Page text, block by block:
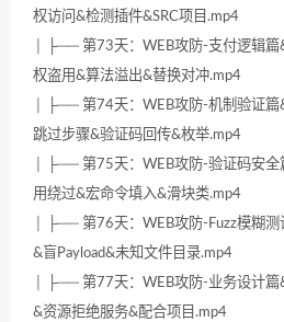
权访问&检测插件&SRC项目.mp4
│ ├── 第73天：WEB攻防-支付逻辑
权盗用&算法溢出&替换对冲.mp4
│ ├── 第74天：WEB攻防-机制验证
跳过步骤&验证码回传&枚举.mp4
│ ├── 第75天：WEB攻防-验证码安全
用绕过&宏命令填入&滑块类.mp4
│ ├── 第76天：WEB攻防-Fuzz模糊
&盲Payload&未知文件目录.mp4
│ ├── 第77天：WEB攻防-业务设计篇
&资源拒绝服务&配合项目.mp4